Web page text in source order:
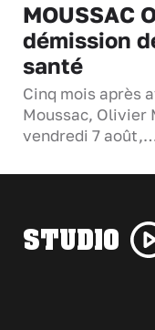
MOUSSAC
démission
santé
Cinq mois après
Moussac, Olivier
vendredi 7
STUDIO